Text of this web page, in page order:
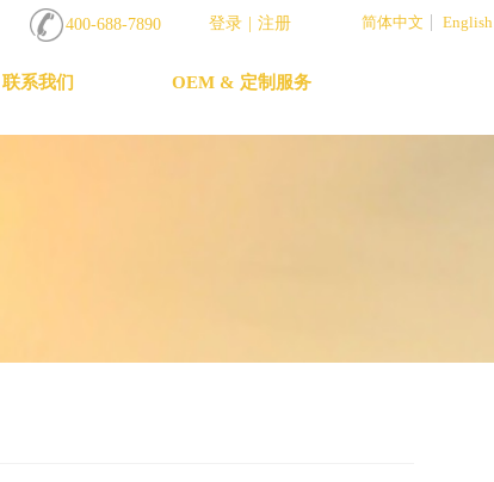
登录 注册
400-688-7890 简体中文 English
联系我们 OEM & 定制服务